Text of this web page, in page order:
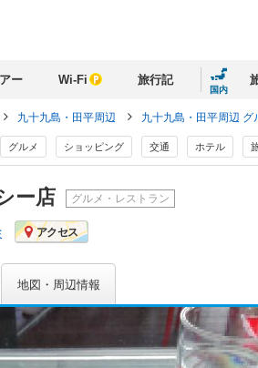
ー Wi-Fi 旅行記
国内
九十九島・田平周辺 九十九島・田平周辺 グ
グルメ ショッピング 交通 ホテル
ー店 グルメ・レストラン
アクセス
地図・周辺情報